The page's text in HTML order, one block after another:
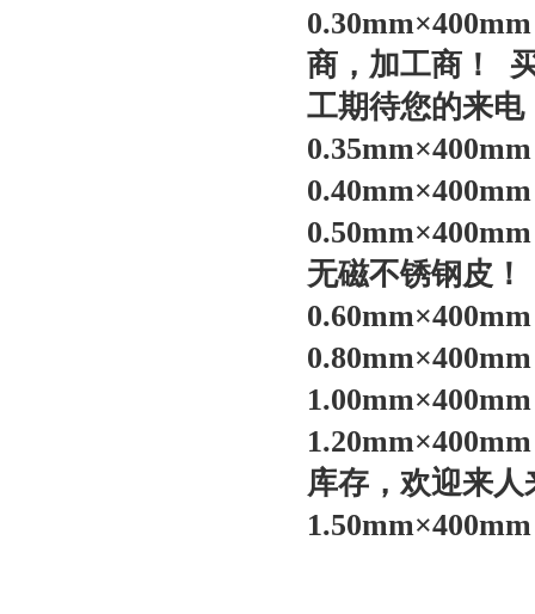
商，加工商！
工期待您的来电
无磁不锈钢皮 ！
库存，欢迎来